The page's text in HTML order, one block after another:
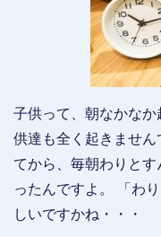
子供って、朝なかな
供達も全く起きませ
てから、毎朝わりと
ったんですよ。 「わ
しいですかね・・・